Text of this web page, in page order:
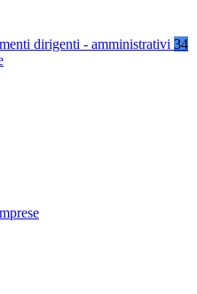
dirigenti - amministrativi 34